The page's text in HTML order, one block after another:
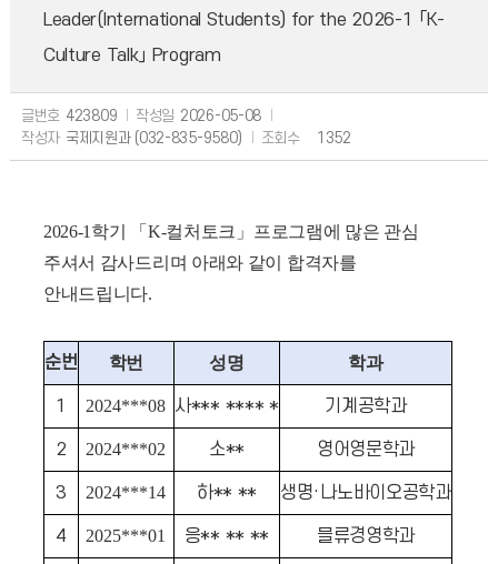
Leader(International Students) for the 2026-1 「K-
Culture Talk」 Program
글번호 423809 작성일 2026-05-08
작성자 국제지원과 (032-835-9580) 조회수 1352
2026-1학기 「K-컬처토크 」프로그램에 많은 관심
주셔서 감사드리며 아래와 같이 합격자를
안내드립니다.
순번 학번 성명 학과
1 2024***08 사*** **** * 기계공학과
2 2024***02 소** 영어영문학과
3 2024***14 하** ** 생명·나노바이오공학과
4 2025***01 응** ** ** 믈류경영학과